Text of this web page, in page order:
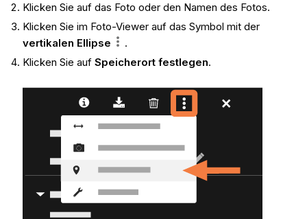
Klicken Sie auf das Foto oder den Namen des Fotos.
Klicken Sie im Foto-Viewer auf das Symbol mit der
vertikalen Ellipse
.
Klicken Sie auf Speicherort festlegen.